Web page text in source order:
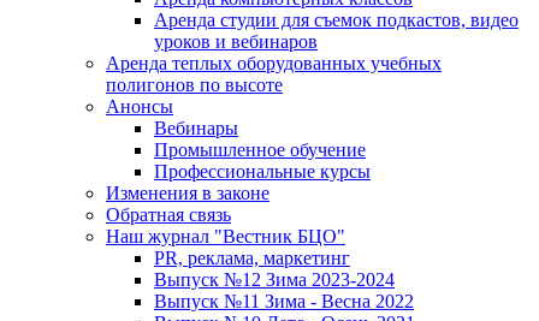
Аренда студии для съемок подкастов, видео
уроков и вебинаров
Аренда теплых оборудованных учебных
полигонов по высоте
Анонсы
Вебинары
Промышленное обучение
Профессиональные курсы
Изменения в законе
Обратная связь
Наш журнал "Вестник БЦО"
PR, реклама, маркетинг
Выпуск №12 Зима 2023-2024
Выпуск №11 Зима - Весна 2022